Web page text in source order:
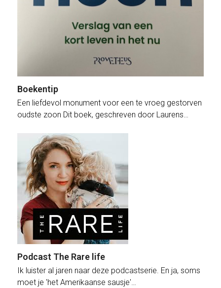
Boekentip
Een liefdevol monument voor een te vroeg gestorven
oudste zoon Dit boek, geschreven door Laurens…
Podcast The Rare life
Ik luister al jaren naar deze podcastserie. En ja, soms
moet je 'het Amerikaanse sausje'…